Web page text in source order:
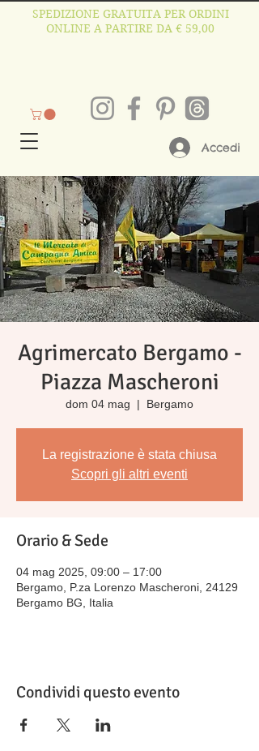
SPEDIZIONE GRATUITA PER ORDINI
ONLINE A PARTIRE DA € 59,00
Accedi
Agrimercato Bergamo -
Piazza Mascheroni
dom 04 mag
  |
Bergamo
La registrazione è stata chiusa
Scopri gli altri eventi
Orario & Sede
04 mag 2025, 09:00 – 17:00
Bergamo, P.za Lorenzo Mascheroni, 24129
Bergamo BG, Italia
Condividi questo evento